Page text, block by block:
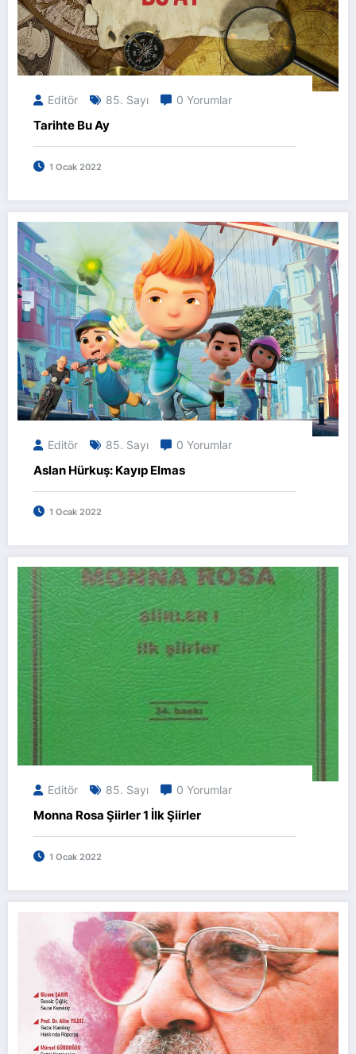
Editör 85. Sayı 0 Yorumlar
Tarihte Bu Ay
1 Ocak 2022
Editör 85. Sayı 0 Yorumlar
Aslan Hürkuş: Kayıp Elmas
1 Ocak 2022
Editör 85. Sayı 0 Yorumlar
Monna Rosa Şiirler 1 İlk Şiirler
1 Ocak 2022